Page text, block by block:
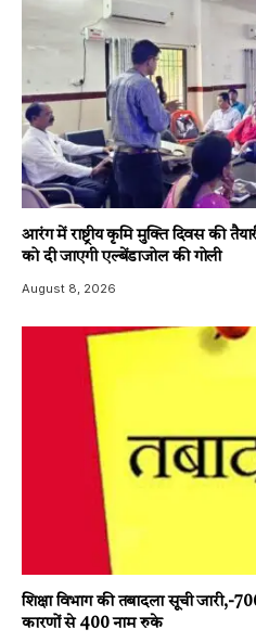
आरंग में राष्ट्रीय कृमि मुक्ति दिवस की
को दी जाएगी एल्बेंडाजोल की गोली
August 8, 2026
शिक्षा विभाग की तबादला सूची जारी,-
कारणों से 400 नाम रुके